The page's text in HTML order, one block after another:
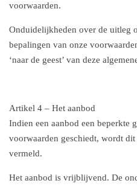
voorwaarden.
Onduidelijkheden over de uitleg
bepalingen van onze
‘naar de geest’ van deze
Artikel 4 – Het aanbod
Indien een aanbod een beperkte
voorwaarden geschiedt, wordt
vermeld.
Het aanbod is vrijblijvend. De